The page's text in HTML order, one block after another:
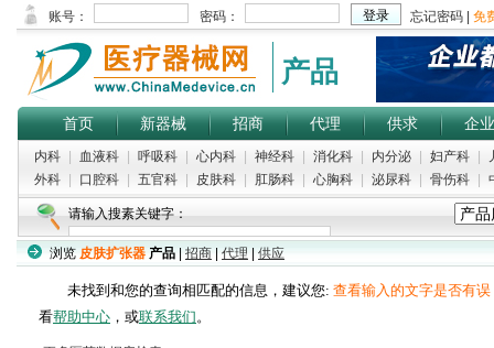
产品
首页 新器械 招商 代理 供求 企业
内科 血液科 呼吸科 心内科 神经科 消化科 内分泌 妇产科
外科
口腔科 五官科 皮肤科 肛肠科 心胸科 泌尿科 骨伤科
请输入搜素关键字：
浏览 皮肤扩张器 产品 招商 代理 供应
未找到和您的查询相匹配的信息，建议您: 查看输入的文字是否有误
看帮助中心 ，或联系我们。